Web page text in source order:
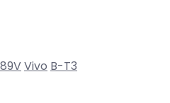
Vivo B-T3